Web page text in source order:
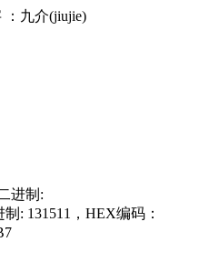
九介(jiujie)
进制:
制: 131511，HEX编码：